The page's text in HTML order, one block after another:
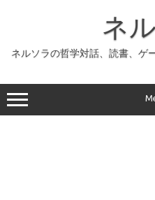
ッ
プ
ネ
ネルソラの哲学対話、読書、ゲ